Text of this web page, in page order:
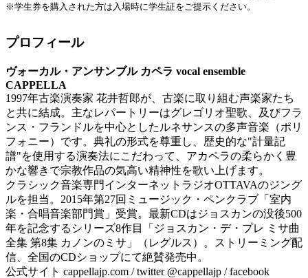
※学生券を購入された方は入場時に学生証をご提示ください。
プロフィール
ヴォーカル・アンサンブル カペラ vocal ensemble
CAPPELLA
1997年古楽演奏家 花井哲郎が、古楽に取り組む声楽家たち
と共に結成。主なレパートリーはグレゴリオ聖歌、及びフラ
ンス・フランドルを中心としたルネサンスの多声音楽（ポリ
フォニー）です。典礼の形式を尊重し、歴史的な"計量記
譜"を使用する演奏法にこだわって、アカペラの柔らかく豊
かな響きで宗教作品の気高い精神性を歌い上げます。
クラシック音楽専門インターネットラジオOTTAVAのジング
ルを担当。2015年第27回ミュージック・ペンクラブ「室内
楽・合唱音楽部門賞」受賞。最新CDはジョスカンの没後500
年を記念するシリーズ8作目「ジョスカン・デ・プレ ミサ曲
全集 第8集 カノンのミサ」（レグルス）。ストリーミング配
信、全国のCDショップにて絶賛発売中。
公式サイト cappellajp.com / twitter @cappellajp / facebook